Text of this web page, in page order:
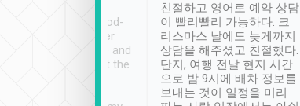
service, vehicles in good-
condition and the driver
service was awesome and
thoughtful. Driver went the
친절하고 영어로 예약 상담
이 빨리빨리 가능하다. 크
리스마스 날에도 늦게까지
상담을 해주셨고 친절했다.
단지, 여행 전날 현지 시간
으로 밤 9시에 배차 정보를
보내는 것이 일정을 미리